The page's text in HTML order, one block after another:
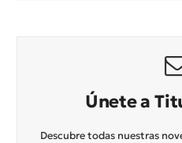
Únete a
Descubre todas nuestras